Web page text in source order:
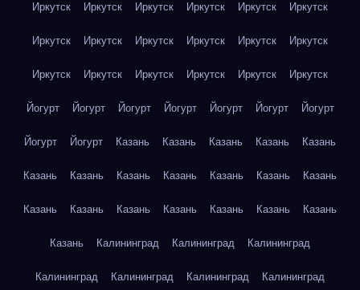
Иркутск Иркутск Иркутск Иркутск Иркутск Иркутск
Иркутск Иркутск Иркутск Иркутск Иркутск Иркутск
Иркутск Иркутск Иркутск Иркутск Иркутск Иркутск
Йогурт Йогурт Йогурт Йогурт Йогурт Йогурт Йогурт
Йогурт Йогурт Казань Казань Казань Казань Казань
Казань Казань Казань Казань Казань Казань Казань
Казань Казань Казань Казань Казань Казань Казань
Казань Калининград Калининград Калининград
Калининград Калининград Калининград Калининград